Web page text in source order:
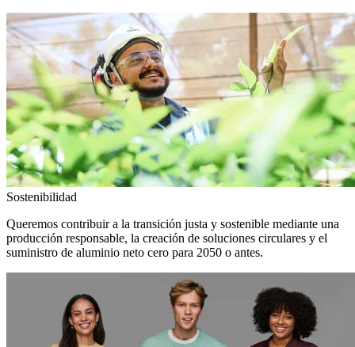
Sostenibilidad
Queremos contribuir a la transición justa y sostenible mediante una
producción responsable, la creación de soluciones circulares y el
suministro de aluminio neto cero para 2050 o antes.